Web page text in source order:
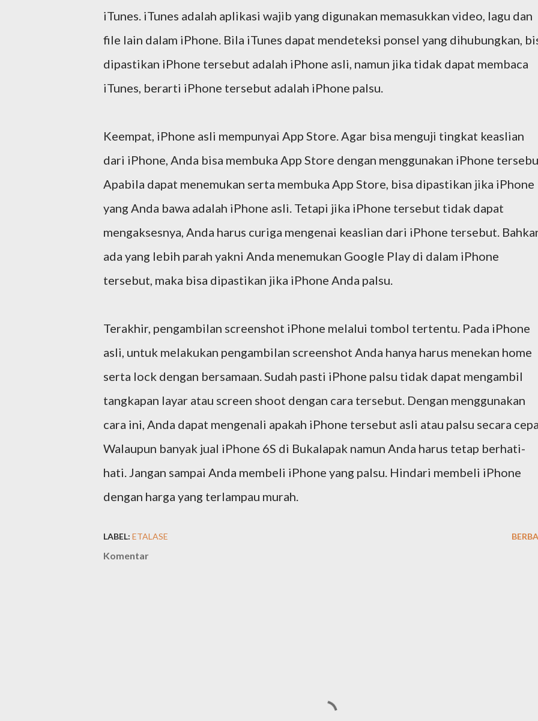
iTunes. iTunes adalah aplikasi wajib yang digunakan memasukkan video, lagu dan
file lain dalam iPhone. Bila iTunes dapat mendeteksi ponsel yang dihubungkan,
dipastikan iPhone tersebut adalah iPhone asli, namun jika tidak dapat membaca
iTunes, berarti iPhone tersebut adalah iPhone palsu.
Keempat, iPhone asli mempunyai App Store. Agar bisa menguji tingkat keaslian
dari iPhone, Anda bisa membuka App Store dengan menggunakan iPhone
Apabila dapat menemukan serta membuka App Store, bisa dipastikan jika iPhone
yang Anda bawa adalah iPhone asli. Tetapi jika iPhone tersebut tidak dapat
mengaksesnya, Anda harus curiga mengenai keaslian dari iPhone tersebut.
ada yang lebih parah yakni Anda menemukan Google Play di dalam iPhone
tersebut, maka bisa dipastikan jika iPhone Anda palsu.
Terakhir, pengambilan screenshot iPhone melalui tombol tertentu. Pada iPhone
asli, untuk melakukan pengambilan screenshot Anda hanya harus menekan home
serta lock dengan bersamaan. Sudah pasti iPhone palsu tidak dapat mengambil
tangkapan layar atau screen shoot dengan cara tersebut. Dengan menggunakan
cara ini, Anda dapat mengenali apakah iPhone tersebut asli atau palsu secara
Walaupun banyak jual iPhone 6S di Bukalapak namun Anda harus tetap berhati-
hati. Jangan sampai Anda membeli iPhone yang palsu. Hindari membeli iPhone
dengan harga yang terlampau murah.
LABEL: ETALASE
Komentar